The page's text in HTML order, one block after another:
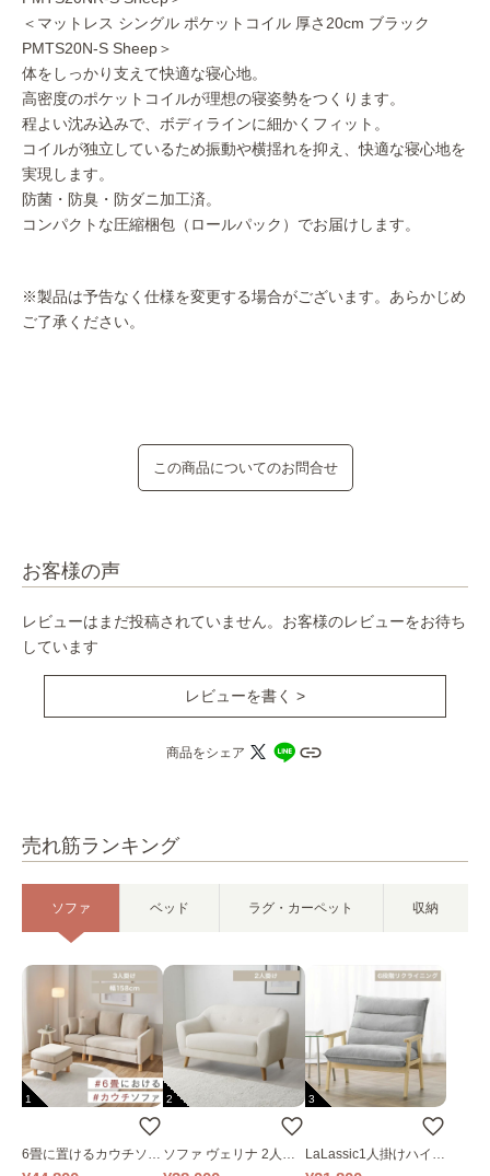
売れ筋ランキング
ソファ ベッド ラグ・カーペット 収納
1
6畳に置けるカウチソフ
2
ソファ ヴェリナ 2人掛
3
LaLassic1人掛けハイバ
＜マットレス シングル ポケットコイル 厚さ20cm ブラック
PMTS20N-S Sheep＞
体をしっかり支えて快適な寝心地。
高密度のポケットコイルが理想の寝姿勢をつくります。
程よい沈み込みで、ボディラインに細かくフィット。
コイルが独立しているため振動や横揺れを抑え、快適な寝心地を
実現します。
防菌・防臭・防ダニ加工済。
コンパクトな圧縮梱包（ロールパック）でお届けします。
※製品は予告なく仕様を変更する場合がございます。あらかじめ
ご了承ください。
この商品についてのお問合せ
お客様の声
レビューはまだ投稿されていません。お客様のレビューをお待ち
しています
レビューを書く >
商品をシェア